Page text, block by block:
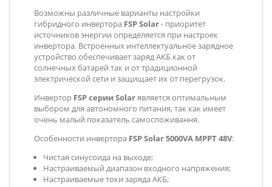
Возможны различные варианты настройки
гибридного инвертора FSP Solar- приоритет
источников энергии определяется при настроек
инвертора. Встроенных интеллектуальное зарядное
устройство обеспечивает заряд АКБ как от
солнечных батарей так и от традиционной
электрической сети и защищает их от перегрузок.
Инвертор FSP серии Solarявляется оптимальным
выбором для автономного питания, так как имеет
очень малый показатель самоспоживання.
Особенности инвертора FSP Solar 5000VA MPPT 48V:
Чистая синусоида на выходе;
Настраиваемый диапазон входного напряжения;
Настраиваемые токи заряда АКБ;